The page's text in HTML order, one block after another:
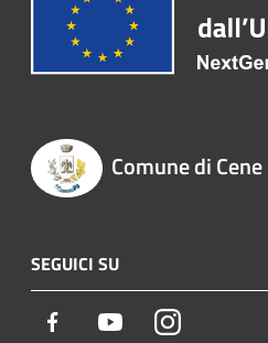
Comune di Cene
SEGUICI SU
Facebook YoutubeInstagram